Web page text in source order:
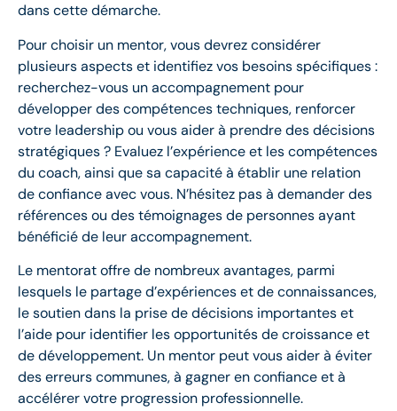
dans cette démarche.
Pour choisir un mentor, vous devrez considérer
plusieurs aspects et identifiez vos besoins spécifiques :
recherchez-vous un accompagnement pour
développer des compétences techniques, renforcer
votre leadership ou vous aider à prendre des décisions
stratégiques ? Evaluez l’expérience et les compétences
du coach, ainsi que sa capacité à établir une relation
de confiance avec vous. N’hésitez pas à demander des
références ou des témoignages de personnes ayant
bénéficié de leur accompagnement.
Le mentorat offre de nombreux avantages, parmi
lesquels le partage d’expériences et de connaissances,
le soutien dans la prise de décisions importantes et
l’aide pour identifier les opportunités de croissance et
de développement. Un mentor peut vous aider à éviter
des erreurs communes, à gagner en confiance et à
accélérer votre progression professionnelle.